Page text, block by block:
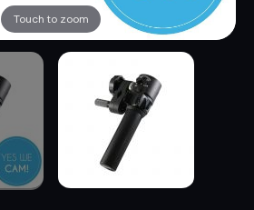
Touch to zoom